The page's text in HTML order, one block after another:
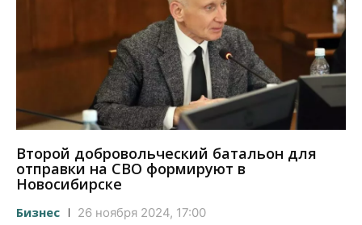
Второй добровольческий батальон для
отправки на СВО формируют в
Новосибирске
Бизнес 26 ноября 2024, 17:00